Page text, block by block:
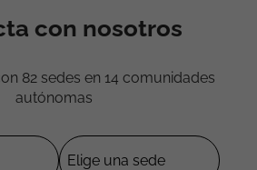
con nosotros
82 sedes en 14 comunidades
autónomas